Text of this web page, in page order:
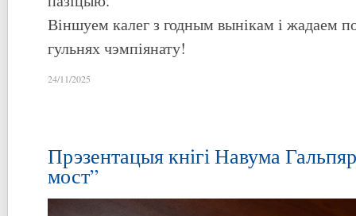
Віншуем калег з годным вынікам і жадаем
гульнях чэмпіянату!
24/11/2025
Прэзентацыя кнігі Навума
мост”